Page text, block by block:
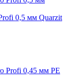
0,5 мм Quarzit